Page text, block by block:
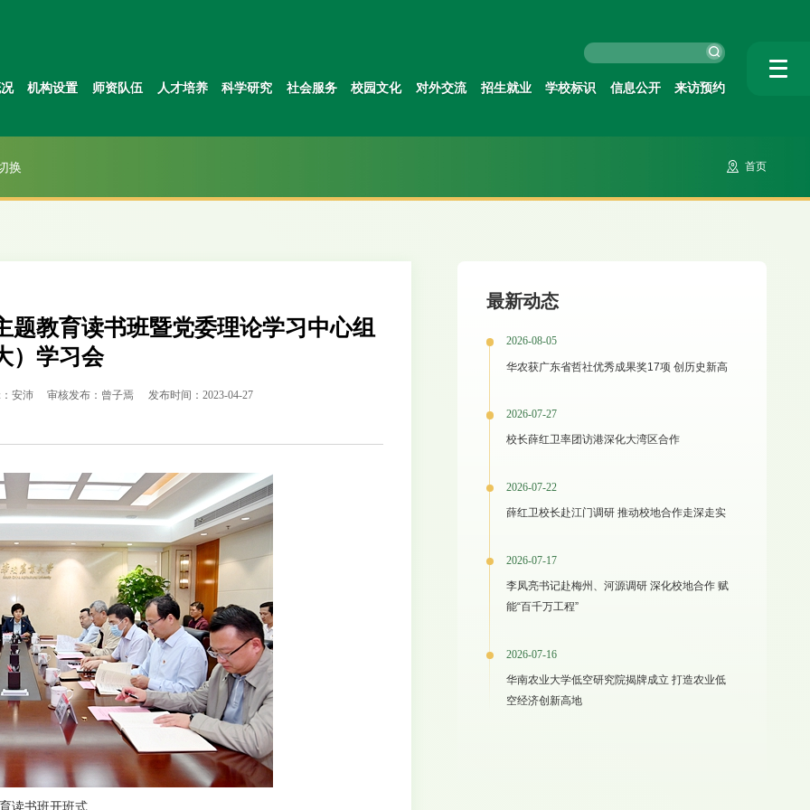
机构设置 师资队伍 人才培养 科学研究 社会服务 校园文化 对外交流 招生就业 学校标识 信息公开 来访预约
换 首页
教育读书班暨党委理论学习中心组
）学习会
安沛 审核发布：曾子焉 发布时间：2023-04-27
读书班开班式
最新动态
2026-08-05
华农获广东省哲社优秀成果奖17项 创历史新高
2026-07-27
校长薛红卫率团访港深化大湾区合作
2026-07-22
薛红卫校长赴江门调研 推动校地合作走深走实
2026-07-17
李凤亮书记赴梅州、河源调研 深化校地合作 赋
能“百千万工程”
2026-07-16
华南农业大学低空研究院揭牌成立 打造农业低
空经济创新高地